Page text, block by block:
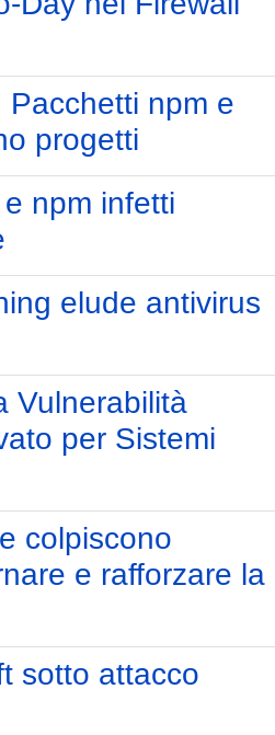
npm e
progetti
npm infetti
elude antivirus
Vulnerabilità
per Sistemi
colpiscono
e rafforzare la
sotto attacco